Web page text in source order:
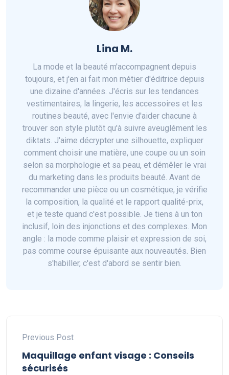
Lina M.
La mode et la beauté m'accompagnent depuis
toujours, et j'en ai fait mon métier d'éditrice depuis
une dizaine d'années. J'écris sur les tendances
vestimentaires, la lingerie, les accessoires et les
routines beauté, avec l'envie d'aider chacune à
trouver son style plutôt qu'à suivre aveuglément les
diktats. J'aime décrypter une silhouette, expliquer
comment choisir une matière, une coupe ou un soin
selon sa morphologie et sa peau, et démêler le vrai
du marketing dans les produits beauté. Avant de
recommander une pièce ou un cosmétique, je vérifie
la composition, la qualité et le rapport qualité-prix,
et je teste quand c'est possible. Je tiens à un ton
inclusif, loin des injonctions et des complexes. Mon
angle : la mode comme plaisir et expression de soi,
pas comme course épuisante aux nouveautés. Bien
s'habiller, c'est d'abord se sentir bien.
Previous Post
Maquillage enfant visage : Conseils
sécurisés